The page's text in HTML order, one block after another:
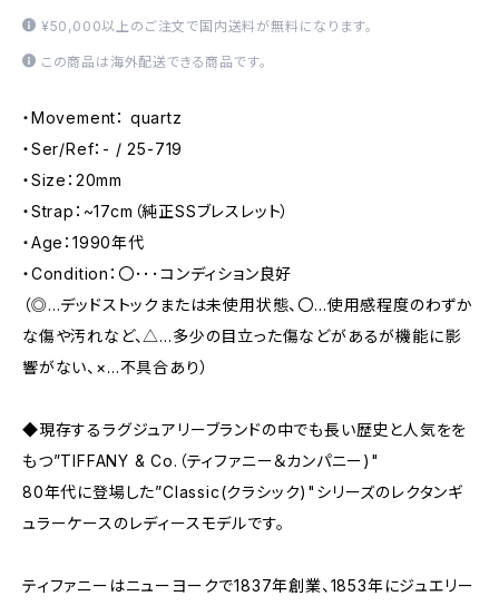
¥50,000以上のご注文で国内送料が無料になります。
この商品は海外配送できる商品です。
・Movement： quartz
・Ser/Ref：- / 25-719
・Size：20mm
・Strap：~17cm（純正SSブレスレット）
・Age：1990年代
・Condition：〇･･･コンディション良好
（◎…デッドストックまたは未使用状態、〇…使用感程度のわずか
な傷や汚れなど、△…多少の目立った傷などがあるが機能に影
響がない、×…不具合あり）
◆現存するラグジュアリーブランドの中でも長い歴史と人気をを
もつ”TIFFANY & Co.（ティファニー＆カンパニー)"
80年代に登場した”Classic(クラシック)"シリーズのレクタンギ
ュラーケースのレディースモデルです。
ティファニーはニューヨークで1837年創業、1853年にジュエリー